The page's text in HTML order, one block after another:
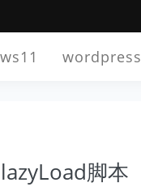
wordpress
脚本